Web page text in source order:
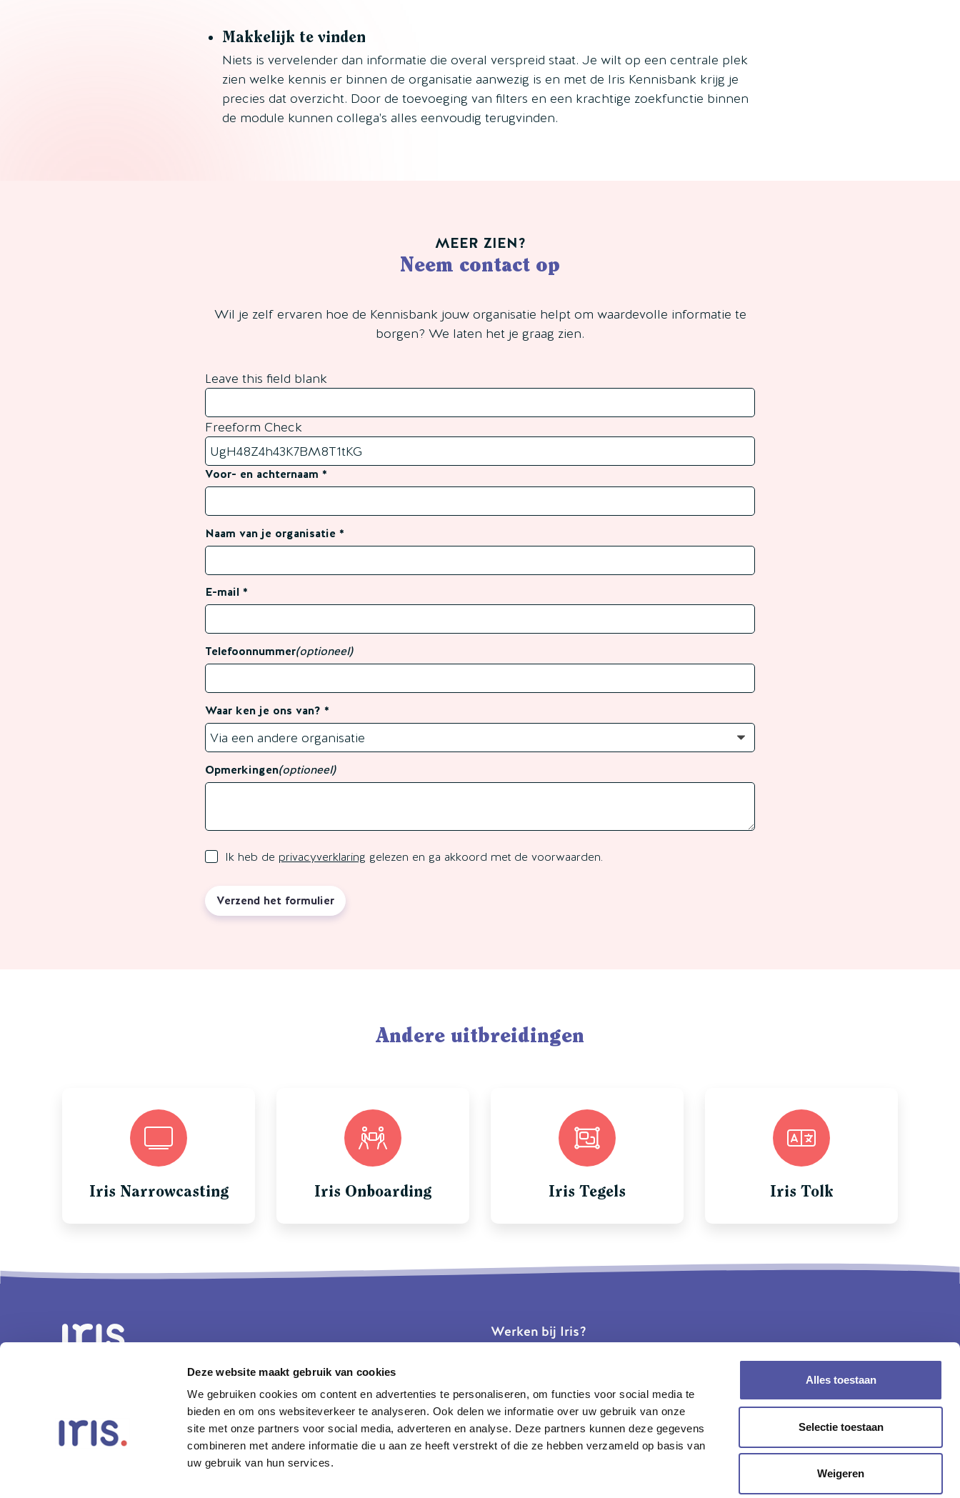
Deze website maakt gebruik van cookies
We gebruiken cookies om content en advertenties te personaliseren, om functies voor social media te
bieden en om ons websiteverkeer te analyseren. Ook delen we informatie over uw gebruik van onze
site met onze partners voor social media, adverteren en analyse. Deze partners kunnen deze gegevens
combineren met andere informatie die u aan ze heeft verstrekt of die ze hebben verzameld op basis van
uw gebruik van hun services.
Alles toestaan
Selectie toestaan
Weigeren
Makkelijk te vinden
Niets is vervelender dan informatie die overal verspreid staat. Je wilt op een centrale plek
zien welke kennis er binnen de organisatie aanwezig is en met de Iris Kennisbank krijg je
precies dat overzicht. Door de toevoeging van filters en een krachtige zoekfunctie binnen
de module kunnen collega's alles eenvoudig terugvinden.
Neem contact op
MEER ZIEN?
Wil je zelf ervaren hoe de Kennisbank jouw organisatie helpt om waardevolle informatie te
borgen? We laten het je graag zien.
Leave this field blank
Freeform Check
Voor- en achternaam
Naam van je organisatie
E-mail
Telefoonnummer(optioneel)
Waar ken je ons van?
Opmerkingen(optioneel)
Ik heb de privacyverklaring gelezen en ga akkoord met de voorwaarden.
Verzend het formulier
Andere uitbreidingen
Iris Narrowcasting Iris Onboarding Iris Tegels Iris Tolk
info@irisintranet.com
Werken bij Iris?
Volg ons!